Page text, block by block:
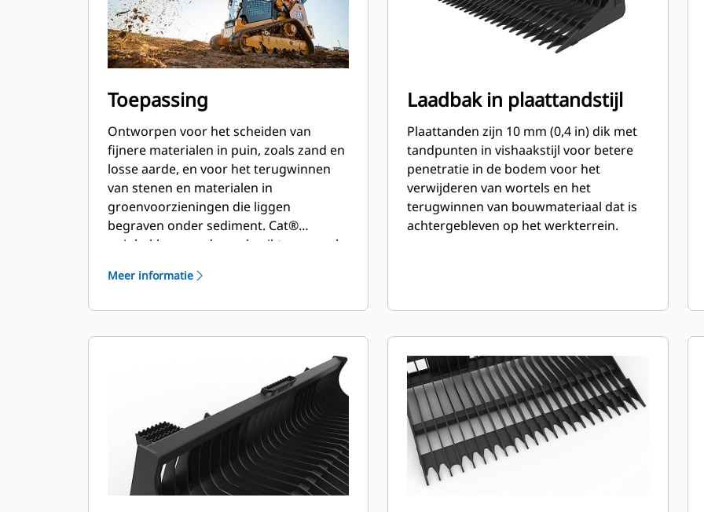
Toepassing
Ontworpen voor het scheiden van
fijnere materialen in puin, zoals zand en
losse aarde, en voor het terugwinnen
van stenen en materialen in
groenvoorzieningen die liggen
begraven onder sediment. Cat®
puinbakken worden gebruikt op zowel
Meer informatie
Laadbak in plaattandstijl
Plaattanden zijn 10 mm (0,4 in) dik met
tandpunten in vishaakstijl voor betere
penetratie in de bodem voor het
verwijderen van wortels en het
terugwinnen van bouwmateriaal dat is
achtergebleven op het werkterrein.